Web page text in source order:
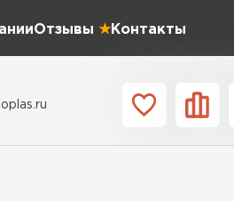
Отзывы Контакты